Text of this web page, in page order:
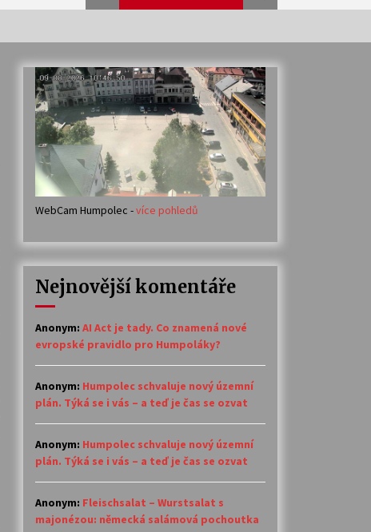
Veselí muzikanti
30. 7. 2026
Votavžatský ploty
23. 7. 2026
14. 7. 2026
30. 6. 2026
WebCam Humpolec -více pohledů
Nejnovější komentáře
Anonym: AI Act je tady. Co znamená nové
evropské pravidlo pro Humpoláky?
Anonym: Humpolec schvaluje nový územní
plán. Týká se i vás – a teď je čas se ozvat
Anonym: Humpolec schvaluje nový územní
plán. Týká se i vás – a teď je čas se ozvat
Anonym: Fleischsalat – Wurstsalat s
majonézou: německá salámová pochoutka